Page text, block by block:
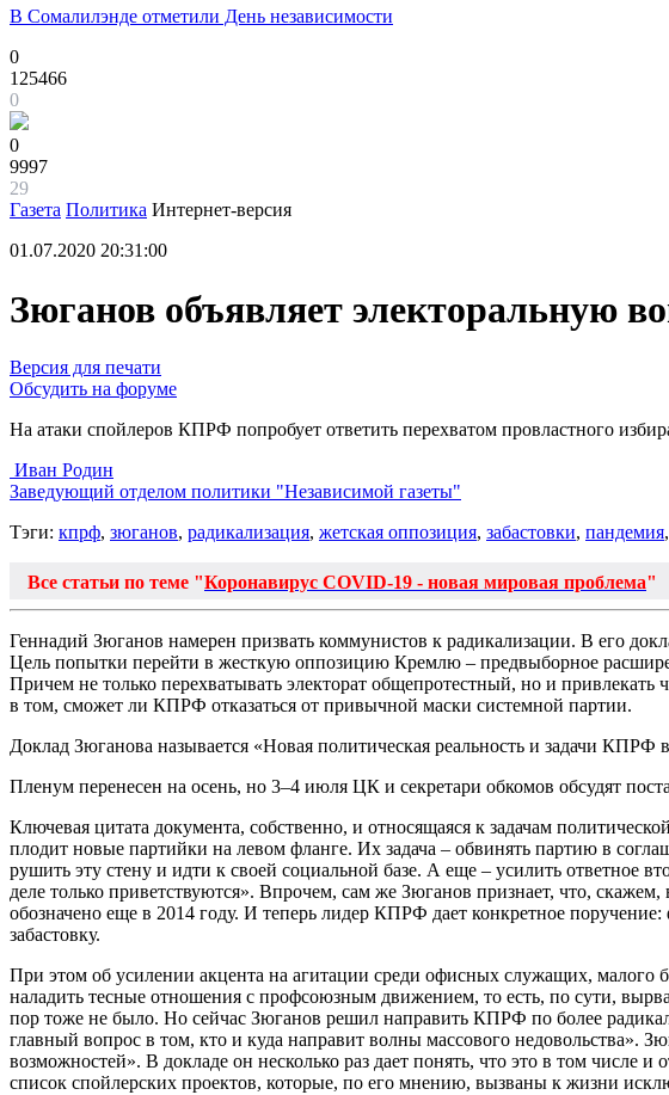
В Сомалилэнде отметили День независимости
0
125466
0
0
9997
29
Газета Политика Интернет-версия
01.07.2020 20:31:00
Зюганов объявляет электоральную
Версия для печати
Обсудить на форуме
На атаки спойлеров КПРФ попробует ответить перехватом провластного
Иван Родин
Заведующий отделом политики "Независимой газеты"
Тэги: кпрф, зюганов, радикализация, жетская оппозиция, забастовки, пандемия,
Все статьи по теме "Коронавирус COVID-19 - новая мировая проблема"
Геннадий Зюганов намерен призвать коммунистов к радикализации. В его
Цель попытки перейти в жесткую оппозицию Кремлю – предвыборное
Причем не только перехватывать электорат общепротестный, но и
в том, сможет ли КПРФ отказаться от привычной маски системной партии.
Доклад Зюганова называется «Новая политическая реальность и задачи КПРФ
Пленум перенесен на осень, но 3–4 июля ЦК и секретари обкомов обсудят
Ключевая цитата документа, собственно, и относящаяся к задачам
плодит новые партийки на левом фланге. Их задача – обвинять партию в
рушить эту стену и идти к своей социальной базе. А еще – усилить ответное
деле только приветствуются». Впрочем, сам же Зюганов признает, что,
обозначено еще в 2014 году. И теперь лидер КПРФ дает конкретное
забастовку.
При этом об усилении акцента на агитации среди офисных служащих, малого
наладить тесные отношения с профсоюзным движением, то есть, по сути,
пор тоже не было. Но сейчас Зюганов решил направить КПРФ по более
главный вопрос в том, кто и куда направит волны массового недовольства».
возможностей». В докладе он несколько раз дает понять, что это в том числе
список спойлерских проектов, которые, по его мнению, вызваны к жизни